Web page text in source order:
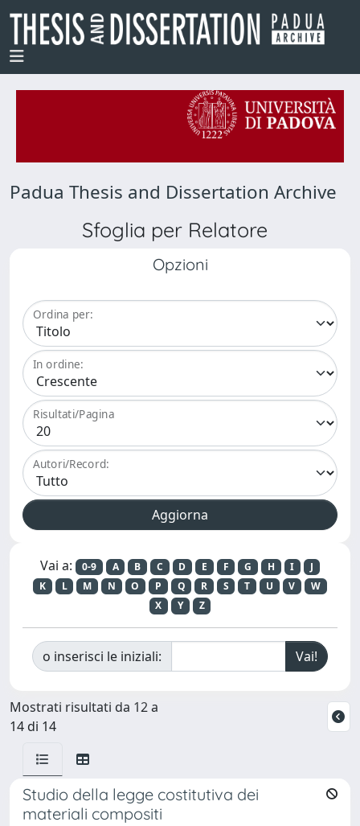
Padua Thesis and Dissertation Archive
Sfoglia per Relatore
Opzioni
Ordina per:
In ordine:
Risultati/Pagina
Autori/Record:
Vai a: 0-9 A B C D E F G H I
J
K
L M N O P Q R S T U V
W
X
Y Z
o inserisci le iniziali:
Mostrati risultati da 12 a
14 di 14
Studio della legge costitutiva dei
materiali compositi